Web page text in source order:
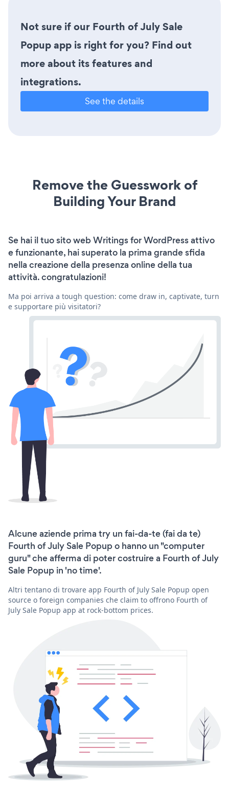
Not sure if our Fourth of July Sale
Popup app is right for you? Find out
more about its features and
integrations.
See the details
Remove the Guesswork of
Building Your Brand
Se hai il tuo sito web Writings for WordPress attivo
e funzionante, hai superato la prima grande sfida
nella creazione della presenza online della tua
attività. congratulazioni!
Ma poi arriva a tough question: come draw in, captivate, turn
e supportare più visitatori?
Alcune aziende prima try un fai-da-te (fai da te)
Fourth of July Sale Popup o hanno un "computer
guru" che afferma di poter costruire a Fourth of July
Sale Popup in 'no time'.
Altri tentano di trovare app Fourth of July Sale Popup open
source o foreign companies che claim to offrono Fourth of
July Sale Popup app at rock-bottom prices.